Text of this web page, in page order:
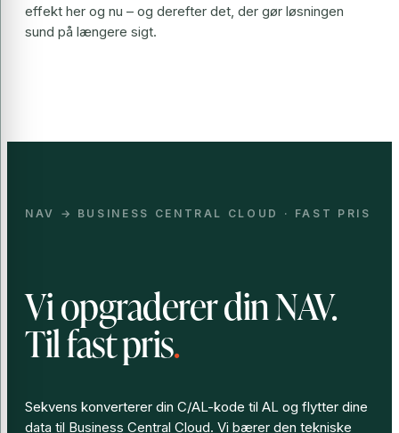
effekt her og nu – og derefter det, der gør løsningen
sund på længere sigt.
NAV → BUSINESS CENTRAL CLOUD · FAST PRIS
Vi opgraderer din NAV.
Til fast pris.
Sekvens konverterer din C/AL-kode til AL og flytter dine
data til Business Central Cloud. Vi bærer den tekniske